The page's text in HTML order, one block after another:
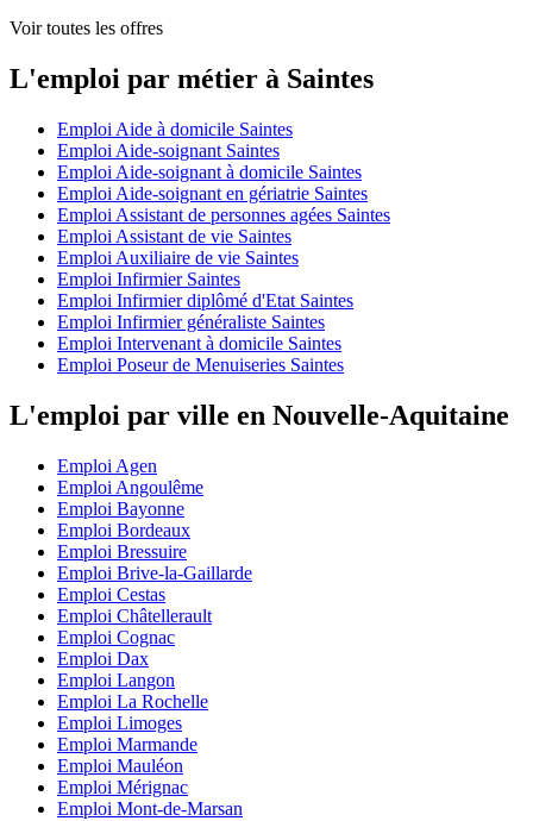
Voir toutes les offres
L'emploi par métier à Saintes
Emploi Aide à domicile Saintes
Emploi Aide-soignant Saintes
Emploi Aide-soignant à domicile Saintes
Emploi Aide-soignant en gériatrie Saintes
Emploi Assistant de personnes agées Saintes
Emploi Assistant de vie Saintes
Emploi Auxiliaire de vie Saintes
Emploi Infirmier Saintes
Emploi Infirmier diplômé d'Etat Saintes
Emploi Infirmier généraliste Saintes
Emploi Intervenant à domicile Saintes
Emploi Poseur de Menuiseries Saintes
L'emploi par ville en Nouvelle-Aquitaine
Emploi Agen
Emploi Angoulême
Emploi Bayonne
Emploi Bordeaux
Emploi Bressuire
Emploi Brive-la-Gaillarde
Emploi Cestas
Emploi Châtellerault
Emploi Cognac
Emploi Dax
Emploi Langon
Emploi La Rochelle
Emploi Limoges
Emploi Marmande
Emploi Mauléon
Emploi Mérignac
Emploi Mont-de-Marsan